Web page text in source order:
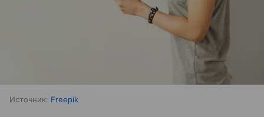
Источник: Freepik